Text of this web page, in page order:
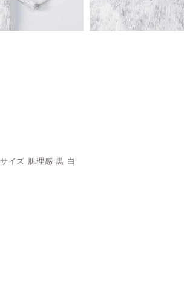
イズ 肌理感 黒 白